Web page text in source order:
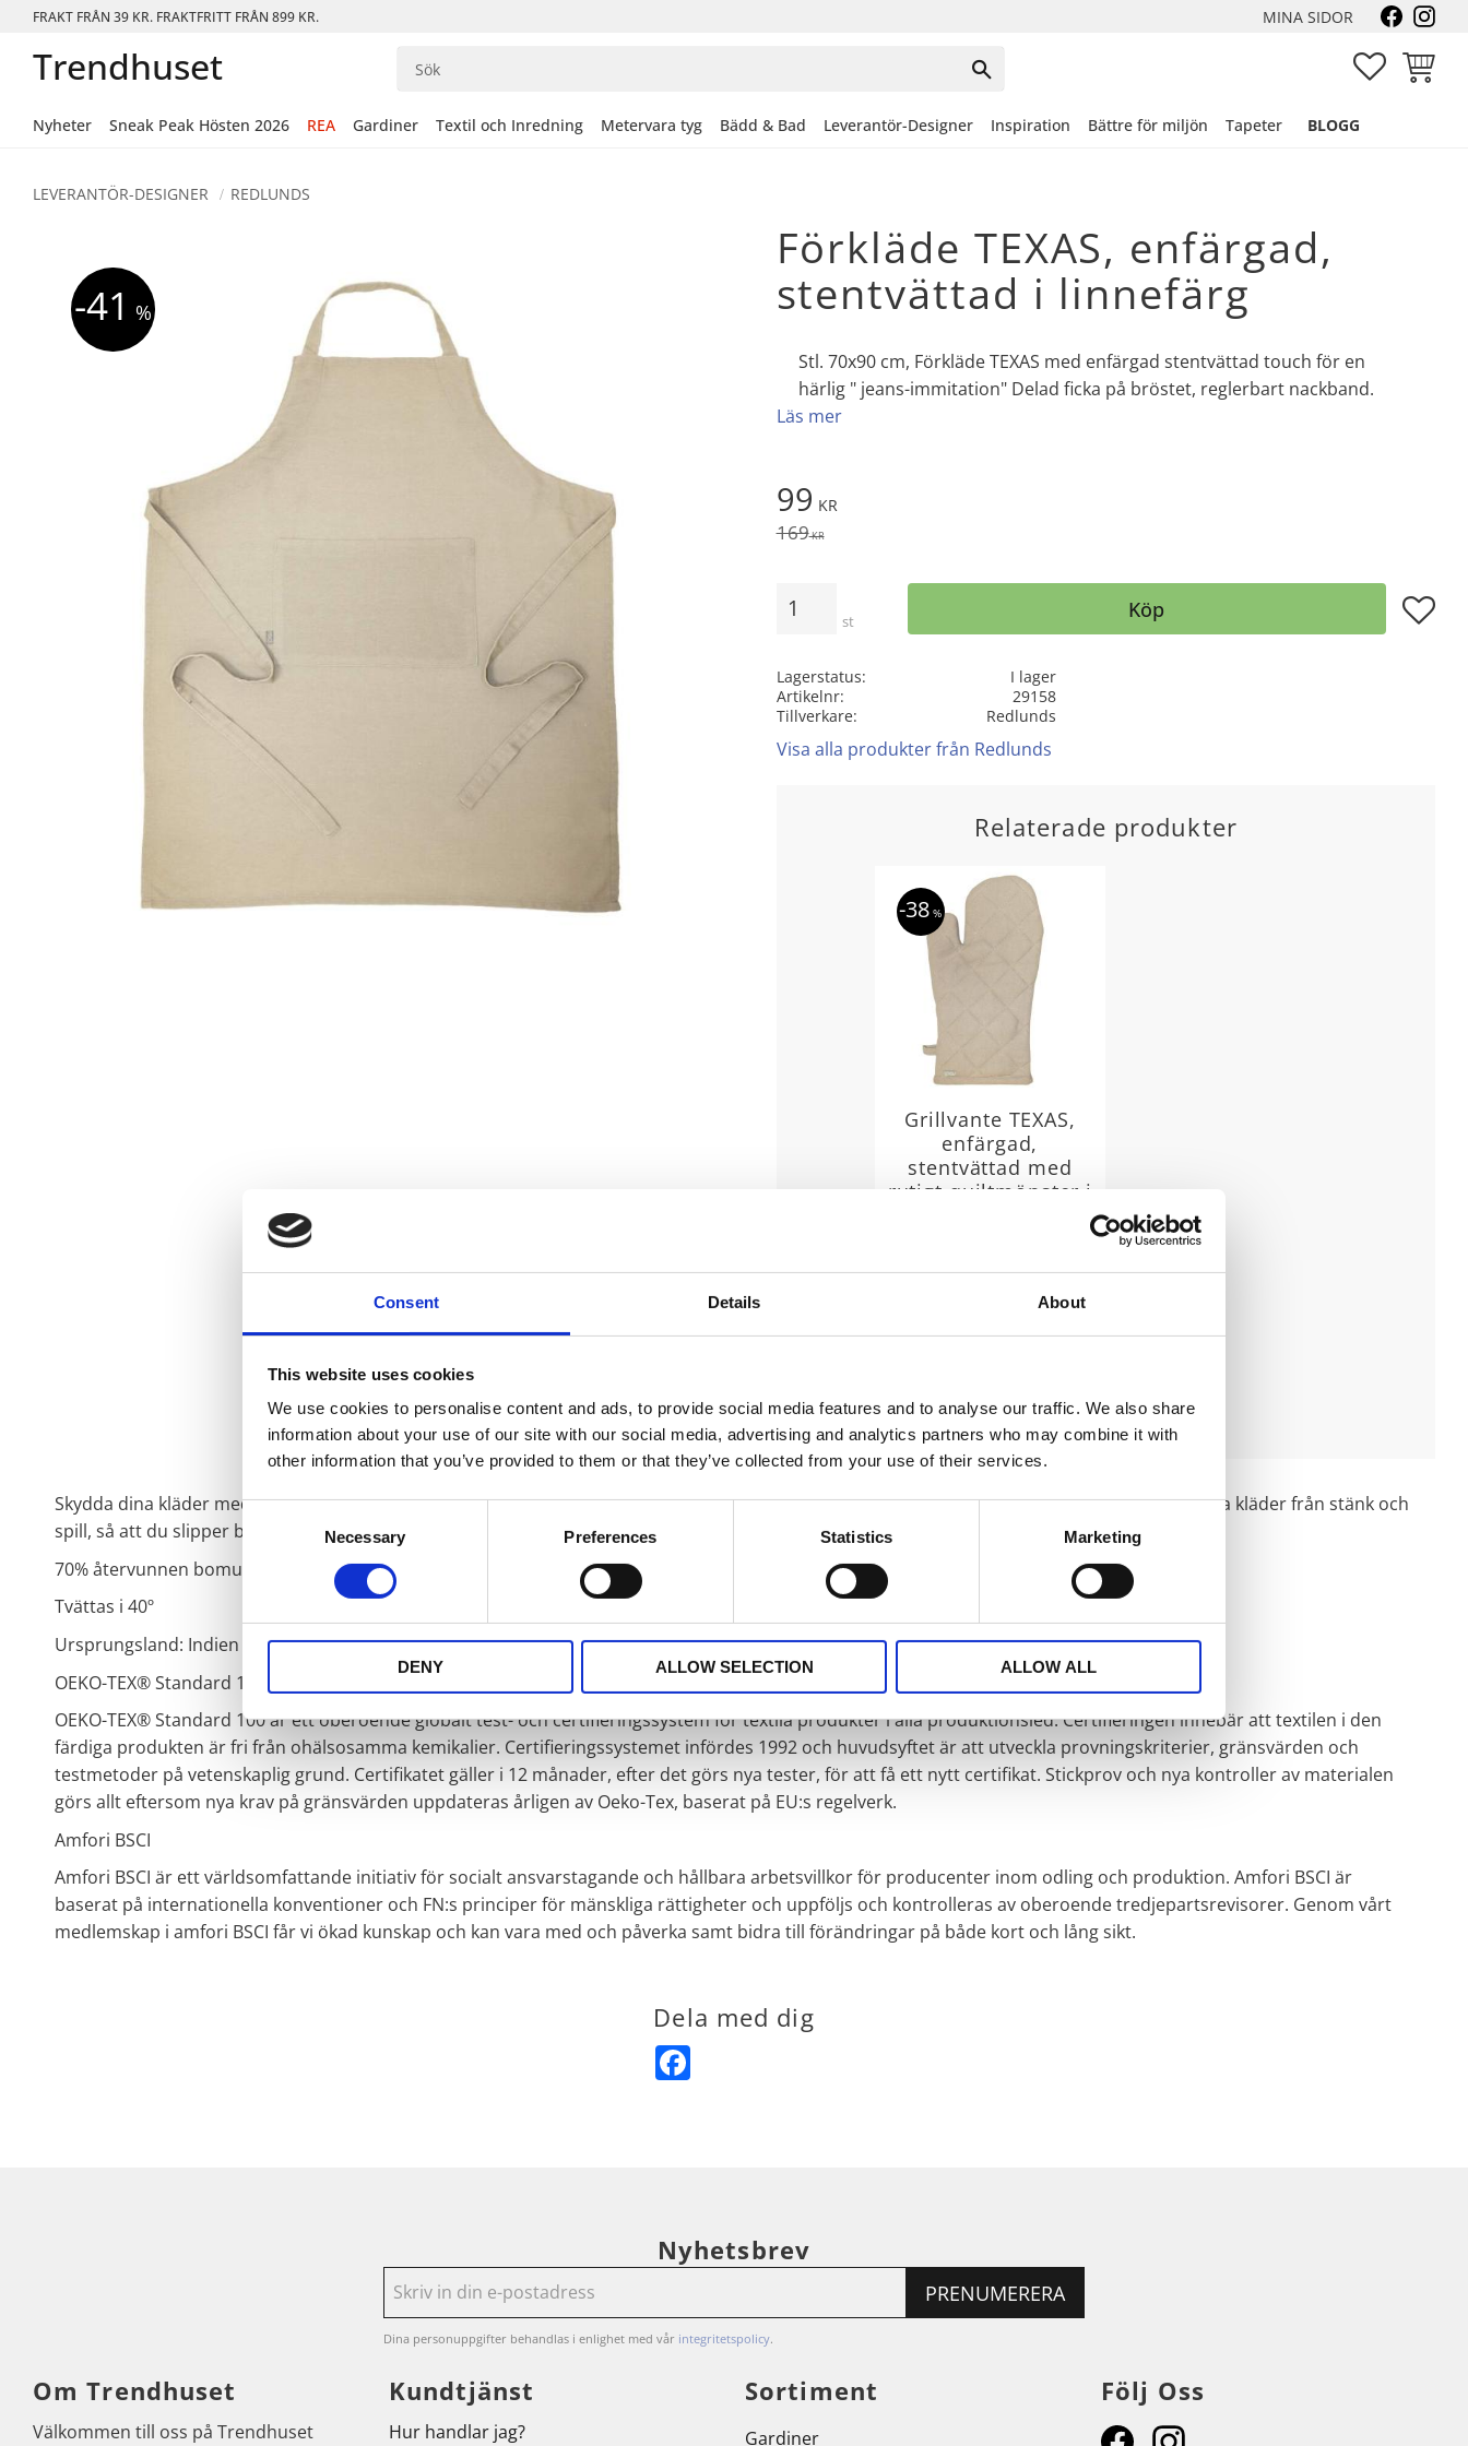
Consent Details About
This website uses cookies
We use cookies to personalise content and ads, to provide social media features and to analyse our traffic. We also share
information about your use of our site with our social media, advertising and analytics partners who may combine it with
other information that you’ve provided to them or that they’ve collected from your use of their services.
Consent
Selection
Necessary Preferences Statistics Marketing
DENY ALLOW SELECTION ALLOW ALL
FRAKT FRÅN 39 KR. FRAKTFRITT FRÅN 899 KR. MINA SIDOR
Trendhuset FAVORITER
Nyheter Sneak Peak Hösten 2026 REA Gardiner Textil och Inredning Metervara tyg Bädd & Bad Leverantör-Designer Inspiration Bättre för miljön Tapeter BLOGG
LEVERANTÖR-DESIGNER REDLUNDS
Förkläde TEXAS, enfärgad,
stentvättad i linnefärg
Stl. 70x90 cm, Förkläde TEXAS med enfärgad stentvättad touch för en
härlig " jeans-immitation" Delad ficka på bröstet, reglerbart nackband.
Läs mer
41 %
Nedsatt pris:
99 KR
Ordinarie pris:
169KR
st Köp Lägg
Lagerstatus
I lager
Artikelnr
29158
Tillverkare
Redlunds
Visa alla produkter från Redlunds
Relaterade produkter
Grillvante TEXAS,
enfärgad,
stentvättad med
rutigt quiltmönster i
material med en
touch för en härlig "
38 %
Skydda dina kläder med ett fint förkläde. Att laga mat är kul, men ibland kan ingredienserna vilja smita från kastrullen. Ett förkläde skyddar dina kläder från stänk och
spill, så att du slipper byta outfit innan gästerna kommer.
70% återvunnen bomull 30% återvunnen polyester .
Tvättas i 40º
Ursprungsland: Indien
OEKO-TEX® Standard 100
OEKO-TEX® Standard 100 är ett oberoende globalt test- och certifieringssystem för textila produkter i alla produktionsled. Certifieringen innebär att textilen i den
färdiga produkten är fri från ohälsosamma kemikalier. Certifieringssystemet infördes 1992 och huvudsyftet är att utveckla provningskriterier, gränsvärden och
testmetoder på vetenskaplig grund. Certifikatet gäller i 12 månader, efter det görs nya tester, för att få ett nytt certifikat. Stickprov och nya kontroller av materialen
görs allt eftersom nya krav på gränsvärden uppdateras årligen av Oeko-Tex, baserat på EU:s regelverk.
Amfori BSCI
Amfori BSCI är ett världsomfattande initiativ för socialt ansvarstagande och hållbara arbetsvillkor för producenter inom odling och produktion. Amfori BSCI är
baserat på internationella konventioner och FN:s principer för mänskliga rättigheter och uppföljs och kontrolleras av oberoende tredjepartsrevisorer. Genom vårt
medlemskap i amfori BSCI får vi ökad kunskap och kan vara med och påverka samt bidra till förändringar på både kort och lång sikt.
Dela med dig
Nyhetsbrev
PRENUMERERA
Dina personuppgifter behandlas i enlighet med vår integritetspolicy.
Om Trendhuset
Välkommen till oss på Trendhuset
Kundtjänst
Hur handlar jag?
Sortiment
Gardiner
Följ Oss